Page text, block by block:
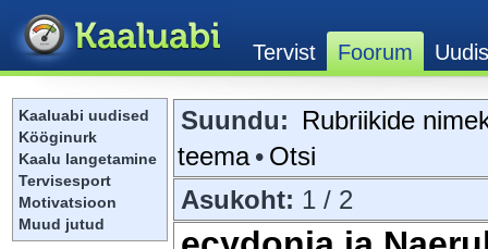
Kaaluabi uudised
Kööginurk
Kaalu langetamine
Tervisesport
Motivatsioon
Muud jutud
Suundu: Rubriikide
teema • Otsi
Asukoht: 1 / 2